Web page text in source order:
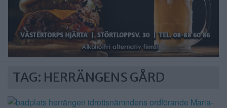
PRENUMERATION
SPORT
ÅSIKTER
KALENDER
KONTAKT
TAG: HERRÄNGENS GÅRD